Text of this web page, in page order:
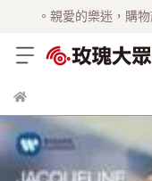
。親愛的樂迷，購